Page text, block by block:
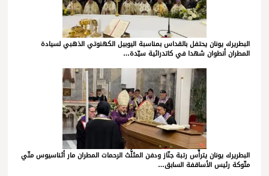
البطريرك يونان يحتفل بالقداس بمناسبة اليوبيل الكهنوتي الذهبي لسيادة
المطران أنطوان شهدا في كاتدرائية سيّدة…
البطريرك يونان يترأّس رتبة جنّاز ودفن المثلَّث الرحمات المطران مار أثناسيوس متّي
متّوكة رئيس الأساقفة السابق…